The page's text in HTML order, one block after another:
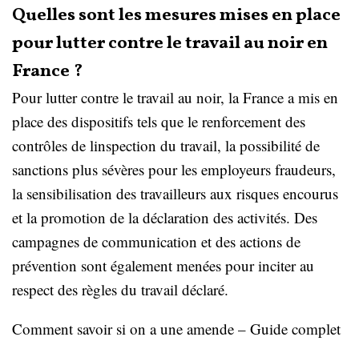
Quelles sont les mesures mises en place
pour lutter contre le travail au noir en
France ?
Pour lutter contre le travail au noir, la France a mis en
place des dispositifs tels que le renforcement des
contrôles de linspection du travail, la possibilité de
sanctions plus sévères pour les employeurs fraudeurs,
la sensibilisation des travailleurs aux risques encourus
et la promotion de la déclaration des activités. Des
campagnes de communication et des actions de
prévention sont également menées pour inciter au
respect des règles du travail déclaré.
Comment savoir si on a une amende – Guide complet